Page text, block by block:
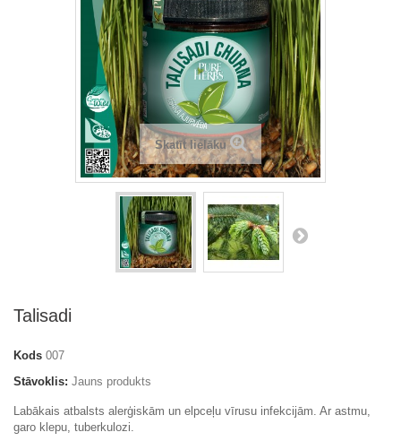
Skatīt lielāku
Talisadi
Kods 007
Stāvoklis: Jauns produkts
Labākais atbalsts alerģiskām un elpceļu vīrusu infekcijām. Ar astmu,
garo klepu, tuberkulozi.